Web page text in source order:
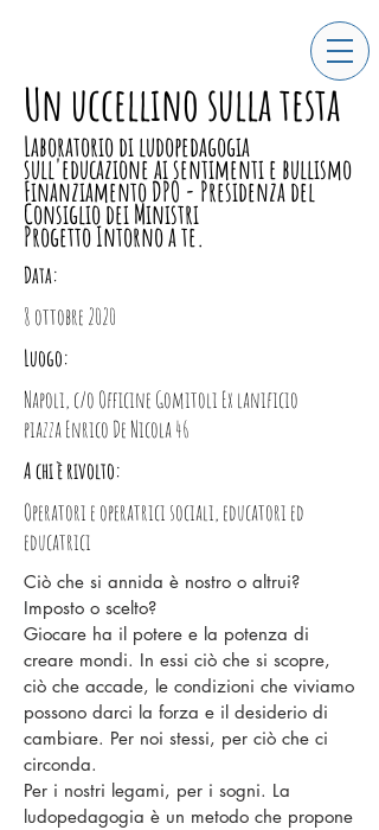
Un uccellino sulla testa
Laboratorio di ludopedagogia
sull'educazione ai sentimenti e bullismo
Finanziamento DPO - Presidenza del
Consiglio dei Ministri
Progetto Intorno a te.
Data:
8 ottobre 2020
Luogo:
Napoli, c/o Officine Gomitoli Ex lanificio
piazza Enrico De Nicola 46
A chi è rivolto:
Operatori e operatrici sociali, educatori ed
educatrici
Ciò che si annida è nostro o altrui?
Imposto o scelto?
Giocare ha il potere e la potenza di
creare mondi. In essi ciò che si scopre,
ciò che accade, le condizioni che viviamo
possono darci la forza e il desiderio di
cambiare. Per noi stessi, per ciò che ci
circonda.
Per i nostri legami, per i sogni. La
ludopedagogia è un metodo che propone